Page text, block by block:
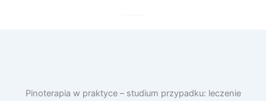
Pinoterapia w praktyce – studium przypadku: leczenie